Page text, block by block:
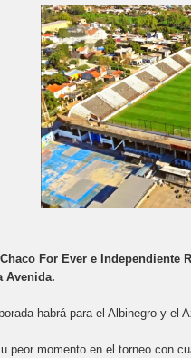
For Ever e
Avenida.
habrá para el Albinegro y el
peor momento en el torneo con